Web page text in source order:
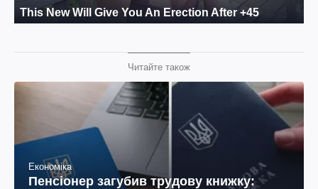
Читайте також
Економіка
Пенсіонер загубив трудову книжку: